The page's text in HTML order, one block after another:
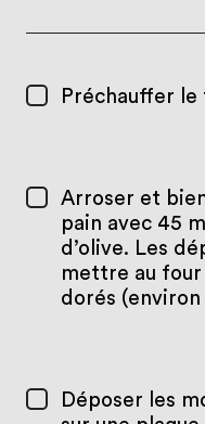
Préchauffer le
Arroser et
pain avec 45
d’olive. Les
mettre au four
dorés (environ
Déposer les